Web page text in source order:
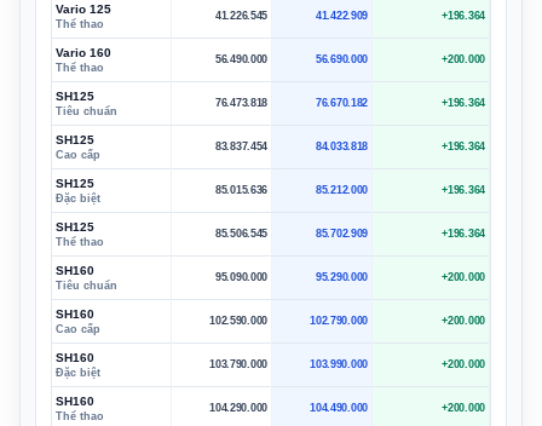
Vario 125
Thể thao
41.226.545 41.422.909 +196.364
Vario 160
Thể thao
56.490.000 56.690.000 +200.000
SH125
Tiêu chuẩn
76.473.818 76.670.182 +196.364
SH125
Cao cấp
83.837.454 84.033.818 +196.364
SH125
Đặc biệt
85.015.636 85.212.000 +196.364
SH125
Thể thao
85.506.545 85.702.909 +196.364
SH160
Tiêu chuẩn
95.090.000 95.290.000 +200.000
SH160
Cao cấp
102.590.000 102.790.000 +200.000
SH160
Đặc biệt
103.790.000 103.990.000 +200.000
SH160
Thể thao
104.290.000 104.490.000 +200.000